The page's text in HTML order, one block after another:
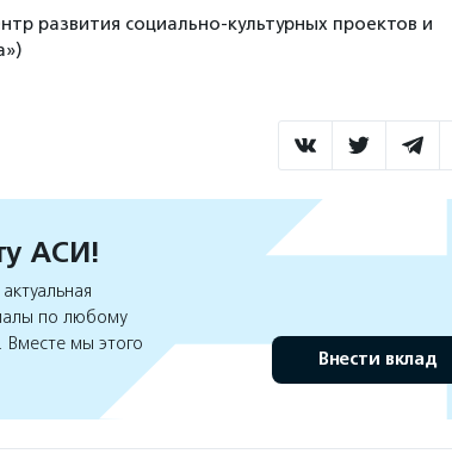
развития социально-культурных проектов и
АСИ!
по любому
Вместе мы этого
Внести вклад